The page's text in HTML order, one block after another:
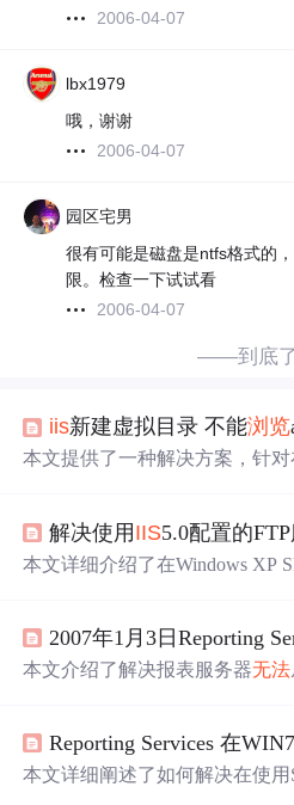
2006-04-07
lbx1979
哦，谢谢
2006-04-07
园区宅男
很有可能是磁盘是ntfs格式的
限。检查一下试试看
2006-04-07
——到底
iis新建虚拟目录 不能浏览
本文提供了一种解决方案，针对
置、网站的IP和端口设置，以
置。通过这些步骤，有望解决IIS
解决使用 IIS5.0配置的
本文详细介绍了在Windows XP
况，并提供了具体的解决方法
到防火墙的例外中。同时解释了
2007年1月3日Reporting
本文介绍了解决报表服务器无法
信任的SQL Server联机导致的错
本文详细阐述了如何解决在使用